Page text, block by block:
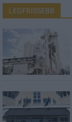
LEGFRISSEBB